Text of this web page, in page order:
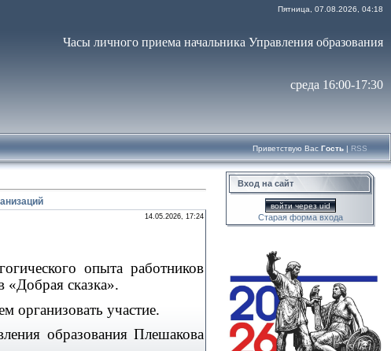
Пятница, 07.08.2026, 04:18
Часы личного приема начальника Управления образования
среда 16:00-17:30
Приветствую Вас Гость | RSS
14.05.2026, 17:24
опыта работников
«Добрая сказка».
участие.
образования Плешакова
Вход на сайт
войти через uid
Старая форма входа